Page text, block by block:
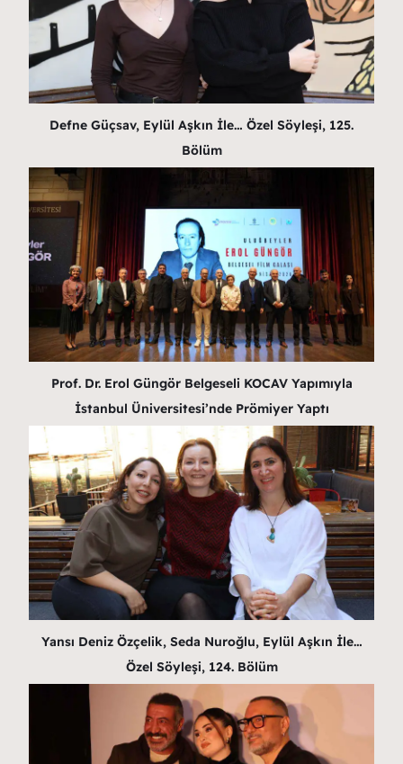
Defne Güçsav, Eylül Aşkın İle… Özel Söyleşi, 125.
Bölüm
Prof. Dr. Erol Güngör Belgeseli KOCAV Yapımıyla
İstanbul Üniversitesi’nde Prömiyer Yaptı
Yansı Deniz Özçelik, Seda Nuroğlu, Eylül Aşkın İle…
Özel Söyleşi, 124. Bölüm